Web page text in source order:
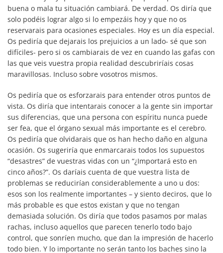
buena o mala tu situación cambiará. De verdad. Os diría que
solo podéis lograr algo si lo empezáis hoy y que no os
reservarais para ocasiones especiales. Hoy es un día especial.
Os pediría que dejarais los prejuicios a un lado- sé que son
difíciles- pero si os cambiarais de vez en cuando las gafas con
las que veis vuestra propia realidad descubriríais cosas
maravillosas. Incluso sobre vosotros mismos.
Os pediría que os esforzarais para entender otros puntos de
vista. Os diría que intentarais conocer a la gente sin importar
sus diferencias, que una persona con espíritu nunca puede
ser fea, que el órgano sexual más importante es el cerebro.
Os pediría que olvidarais que os han hecho daño en alguna
ocasión. Os sugeriría que enmarcarais todos los supuestos
“desastres” de vuestras vidas con un “¿Importará esto en
cinco años?”. Os daríais cuenta de que vuestra lista de
problemas se reducirían considerablemente a uno u dos:
esos son los realmente importantes – y siento deciros, que lo
más probable es que estos existan y que no tengan
demasiada solución. Os diría que todos pasamos por malas
rachas, incluso aquellos que parecen tenerlo todo bajo
control, que sonríen mucho, que dan la impresión de hacerlo
todo bien. Y lo importante no serán tanto los baches sino la